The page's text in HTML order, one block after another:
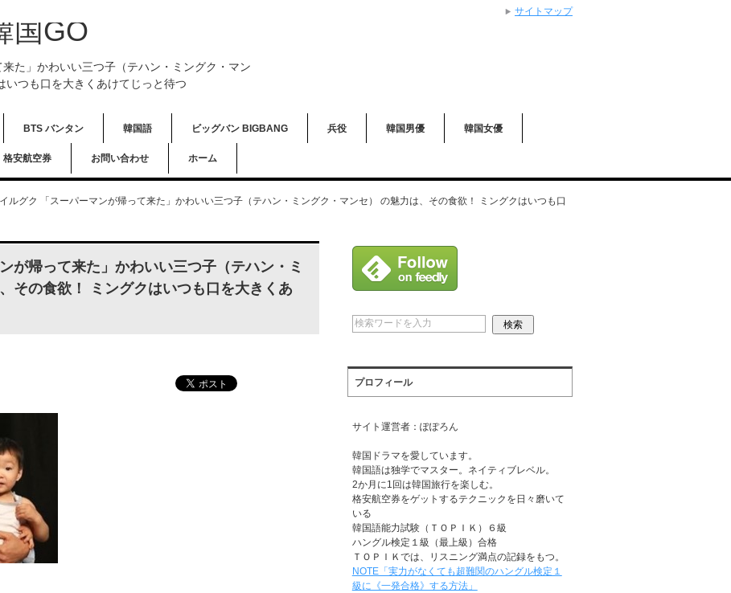
国GO
た」かわいい三つ子（テハン・ミングク・マン
いつも口を大きくあけてじっと待つ
BTS バンタン 韓国語 ビッグバン BIGBANG 兵役 韓国男優 韓国女優
格安航空券 お問い合わせ ホーム
ルグク 「スーパーマンが帰って来た」かわいい三つ子（テハン・ミングク・マンセ） の魅力は、その食欲！ ミングクはいつも口
が帰って来た」かわいい三つ子（テハン・ミ
その食欲！ ミングクはいつも口を大きくあ
プロフィール
サイト運営者：ぽぽろん
韓国ドラマを愛しています。
韓国語は独学でマスター。ネイティブレベル。
2か月に1回は韓国旅行を楽しむ。
格安航空券をゲットするテクニックを日々磨いて
いる
韓国語能力試験（ＴＯＰＩＫ）６級
ハングル検定１級（最上級）合格
ＴＯＰＩＫでは、リスニング満点の記録をもつ。
NOTE「実力がなくても超難関のハングル検定１
級に《一発合格》する方法」
サイトマップ